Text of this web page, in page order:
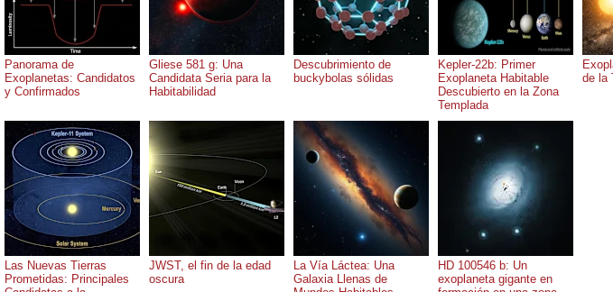
Panorama de
Exoplanetas: Candidatos
y Confirmados
Gliese 581 g: Una
Candidata Seria para la
Habitabilidad
Descubrimiento de
buckybolas sólidas
Kepler-22b: Primer
Exoplaneta Habitable
Descubierto en la Zona
Templada
de la
Las Nuevas Tierras
Prometidas: Principales
JWST, el fin de la edad
oscura
La Vía Láctea: Una
Galaxia Llenas de
HD 100546 b: Un
exoplaneta gigante en